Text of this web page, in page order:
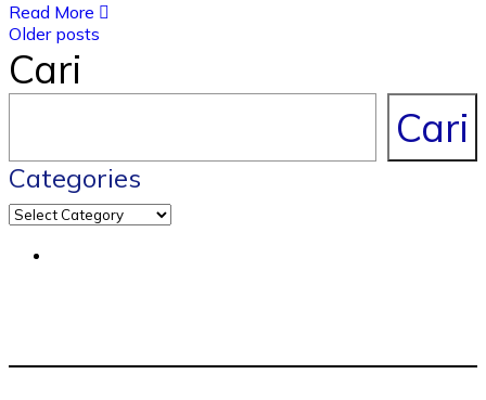
Read More
Older posts
Cari
Cari
Categories